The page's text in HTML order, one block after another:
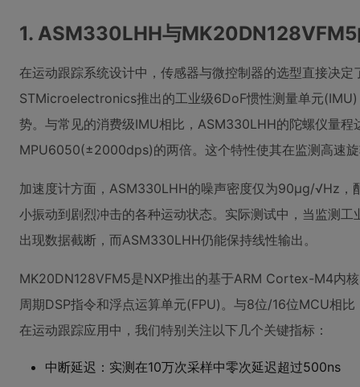
1. ASM330LHH与MK20DN128VFM5
在运动跟踪系统设计中，传感器与微控制器的选型直接决
STMicroelectronics推出的工业级6DoF惯性测量单元
势。与常见的消费级IMU相比，ASM330LHH的陀螺仪量
MPU6050(±2000dps)的两倍。这个特性使其在监测高速
加速度计方面，ASM330LHH的噪声密度仅为90μg/√Hz，
小振动到剧烈冲击的各种运动状态。实际测试中，当监测
出现数据截断，而ASM330LHH仍能保持线性输出。
MK20DN128VFM5是NXP推出的基于ARM Cortex-M4内
周期DSP指令和浮点运算单元(FPU)。与8位/16位MCU相
在运动跟踪应用中，我们特别关注以下几个关键指标：
中断延迟：实测在10万次采样中零次延迟超过500ns